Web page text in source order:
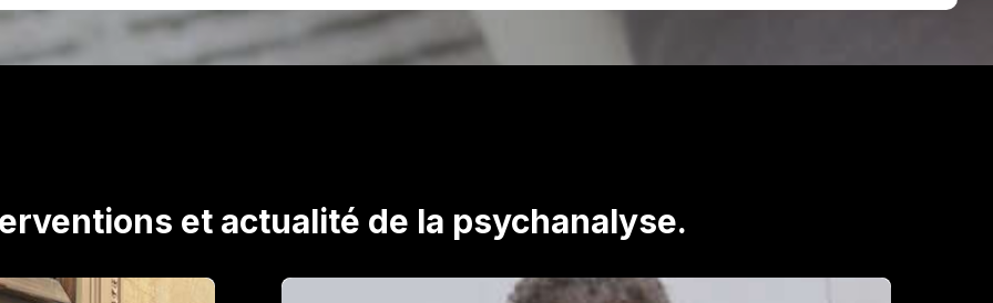
et actualité de la psychanalyse.